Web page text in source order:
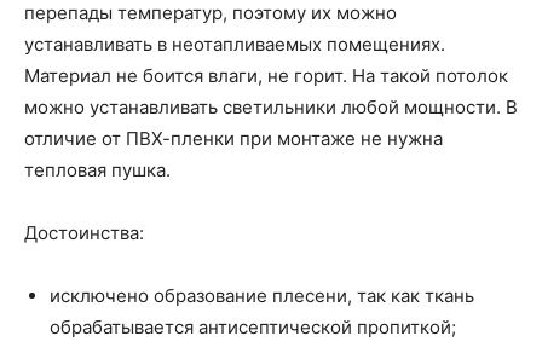
перепады температур, поэтому их можно
устанавливать в неотапливаемых помещениях.
Материал не боится влаги, не горит. На такой потолок
можно устанавливать светильники любой мощности. В
отличие от ПВХ-пленки при монтаже не нужна
тепловая пушка.
Достоинства:
исключено образование плесени, так как ткань
обрабатывается антисептической пропиткой;